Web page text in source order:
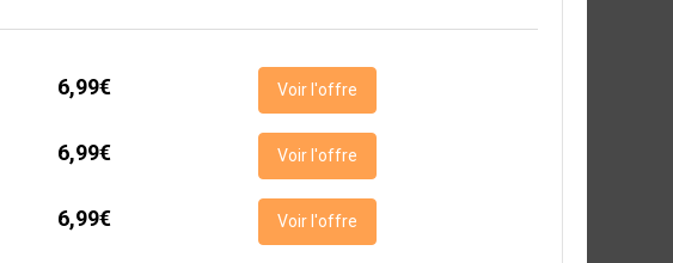
6,99€ Voir l'offre
6,99€ Voir l'offre
6,99€ Voir l'offre